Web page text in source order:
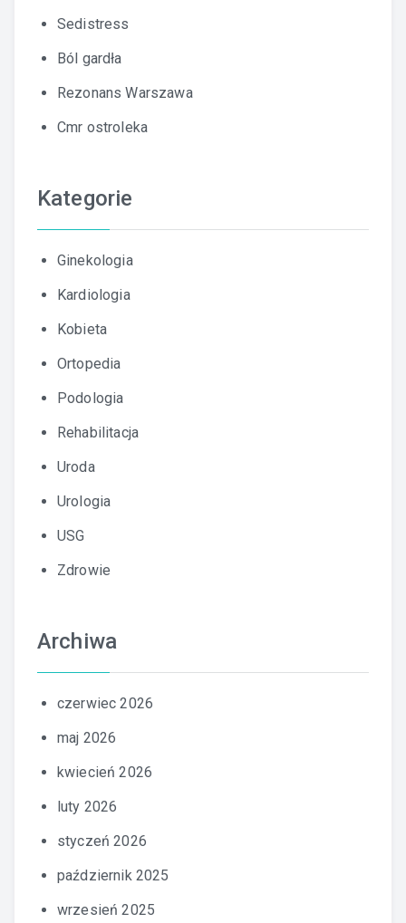
Sedistress
Ból gardła
Rezonans Warszawa
Cmr ostroleka
Kategorie
Ginekologia
Kardiologia
Kobieta
Ortopedia
Podologia
Rehabilitacja
Uroda
Urologia
USG
Zdrowie
Archiwa
czerwiec 2026
maj 2026
kwiecień 2026
luty 2026
styczeń 2026
październik 2025
wrzesień 2025